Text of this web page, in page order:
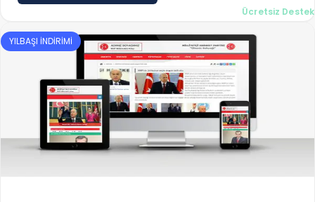
Ücretsiz Destek
YILBAŞI İNDİRİMİ